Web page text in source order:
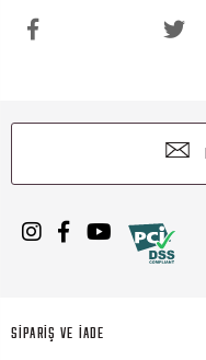
SİPARİŞ VE İADE